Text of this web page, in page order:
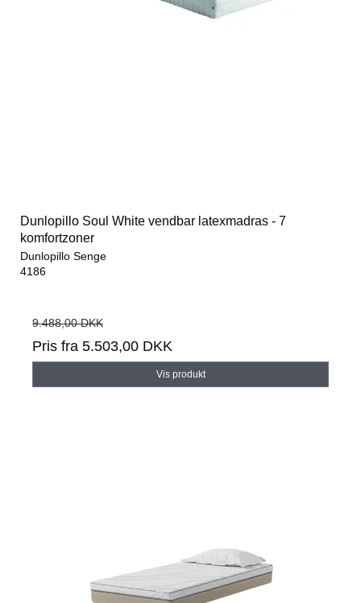
Dunlopillo Soul White vendbar latexmadras - 7
komfortzoner
Dunlopillo Senge
4186
9.488,00 DKK
Pris fra 5.503,00 DKK
Vis produkt